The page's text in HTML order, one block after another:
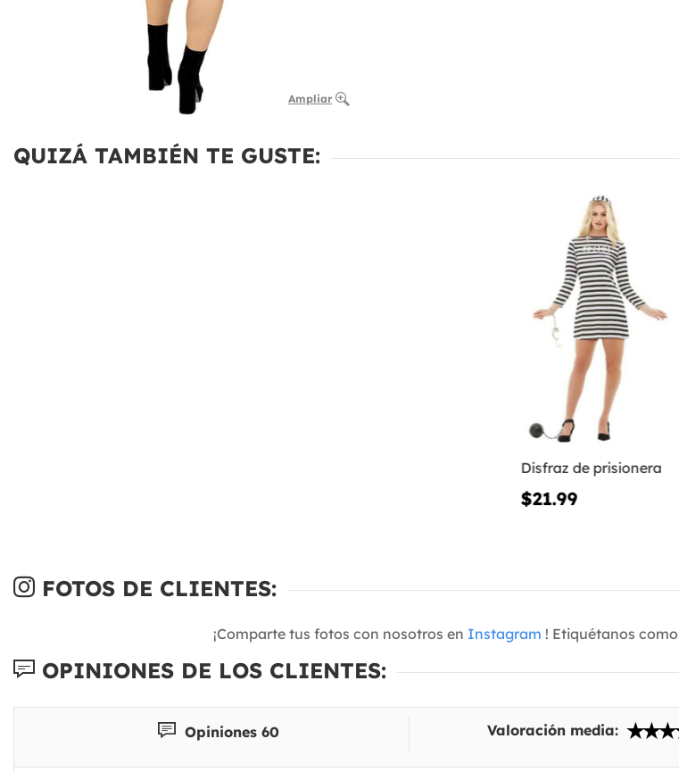
Ampliar
QUIZÁ TAMBIÉN TE GUSTE:
Disfraz de prisionera
$21.99
FOTOS DE CLIENTES:
¡Comparte tus fotos con nosotros en Instagram ! Etiquétanos como
OPINIONES DE LOS CLIENTES:
Opiniones 60 Valoración media: